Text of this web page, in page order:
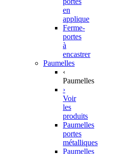
en
applique
Ferme-
portes
à
encastrer
Paumelles
‹
Paumelles
›
Voir
les
produits
Paumelles
portes
métalliques
Paumelles